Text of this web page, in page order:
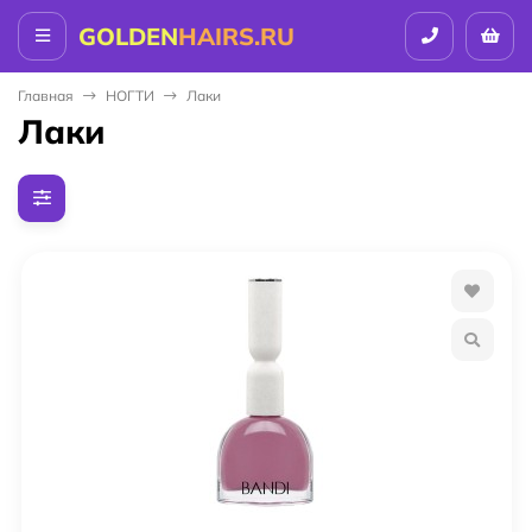
GOLDENHAIRS.RU
Главная НОГТИ Лаки
Лаки